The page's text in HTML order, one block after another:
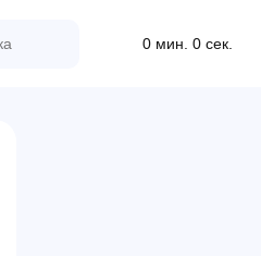
0 мин. 0 сек.